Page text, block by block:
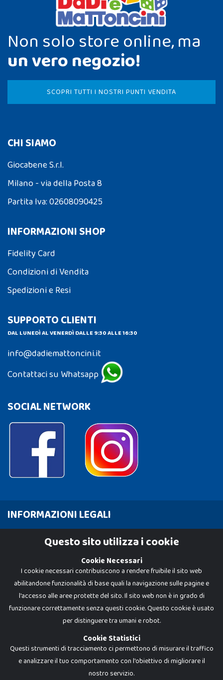
Non solo store online, ma
un vero negozio!
SCOPRI TUTTI I NOSTRI PUNTI VENDITA
CHI SIAMO
Giocabene S.r.l.
Milano - via della Posta 8
Partita Iva: 02608090425
INFORMAZIONI SHOP
Fidelity Card
Condizioni di Vendita
Spedizioni e Resi
SUPPORTO CLIENTI
DAL LUNEDÌ AL VENERDÌ DALLE 9:30 ALLE 16:30
info@dadiemattoncini.it
Contattaci su Whatsapp
SOCIAL NETWORK
INFORMAZIONI LEGALI
Cookie Policy
Dadi e Mattoncini è un brand di Giocabene Srl. Ogni riproduzione o utilizzo non
Questo sito utilizza i cookie
Cookie Necessari
I cookie necessari contribuiscono a rendere fruibile il sito web
abilitandone funzionalità di base quali la navigazione sulle pagine e
l'accesso alle aree protette del sito. Il sito web non è in grado di
funzionare correttamente senza questi cookie. Questo cookie è usato
per distinguere tra umani e robot.
Cookie Statistici
Questi strumenti di tracciamento ci permettono di misurare il traffico
e analizzare il tuo comportamento con l'obiettivo di migliorare il
nostro servizio.